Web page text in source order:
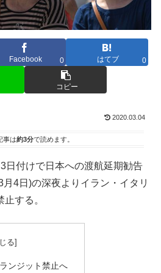
Facebook 0 はてブ 0
コピー
2020.03.04
事は約3分で読めます。
日付けで日本への渡航延期勧告
4日)の深夜よりイラン・イタリ
する。
ンジット禁止へ